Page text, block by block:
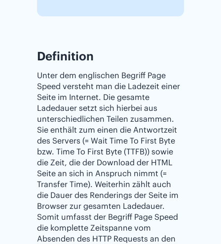
Definition
Unter dem englischen Begriff Page
Speed versteht man die Ladezeit einer
Seite im Internet. Die gesamte
Ladedauer setzt sich hierbei aus
unterschiedlichen Teilen zusammen.
Sie enthält zum einen die Antwortzeit
des Servers (= Wait Time To First Byte
bzw. Time To First Byte (TTFB)) sowie
die Zeit, die der Download der HTML
Seite an sich in Anspruch nimmt (=
Transfer Time). Weiterhin zählt auch
die Dauer des Renderings der Seite im
Browser zur gesamten Ladedauer.
Somit umfasst der Begriff Page Speed
die komplette Zeitspanne vom
Absenden des HTTP Requests an den